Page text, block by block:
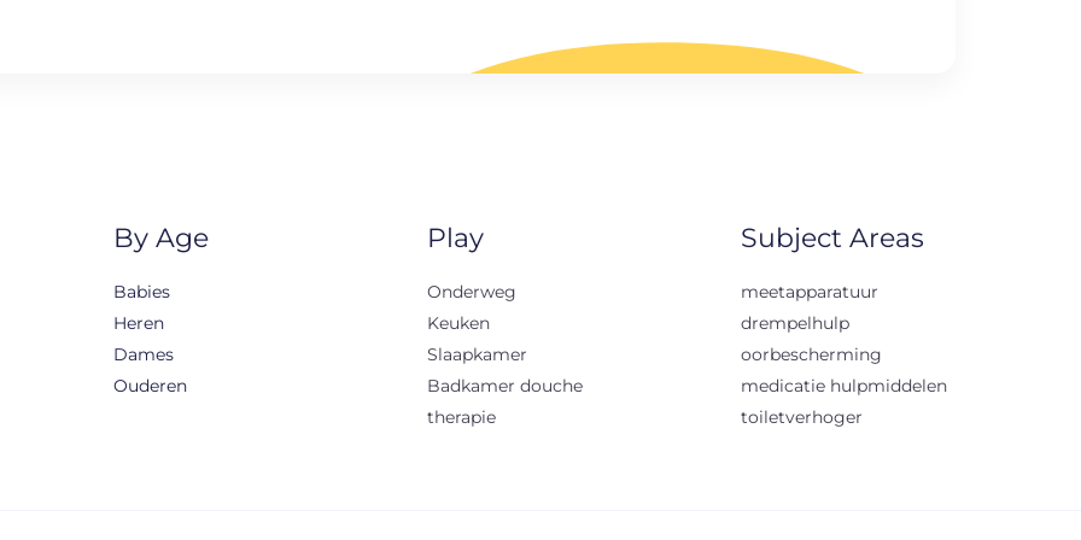
By Age
Babies
Heren
Dames
Ouderen
Play
Onderweg
Keuken
Slaapkamer
Badkamer douche
therapie
Subject Areas
meetapparatuur
drempelhulp
oorbescherming
medicatie hulpmiddelen
toiletverhoger